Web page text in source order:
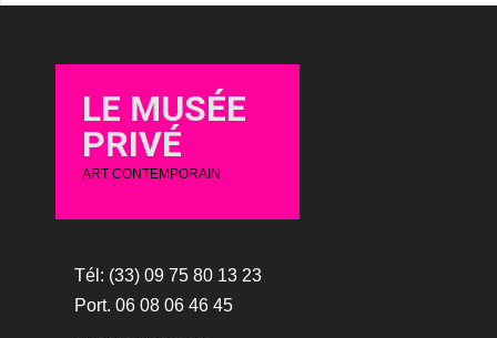
LE MUSÉE
PRIVÉ
ART CONTEMPORAIN
Tél: (33) 09 75 80 13 23
Port. 06 08 06 46 45